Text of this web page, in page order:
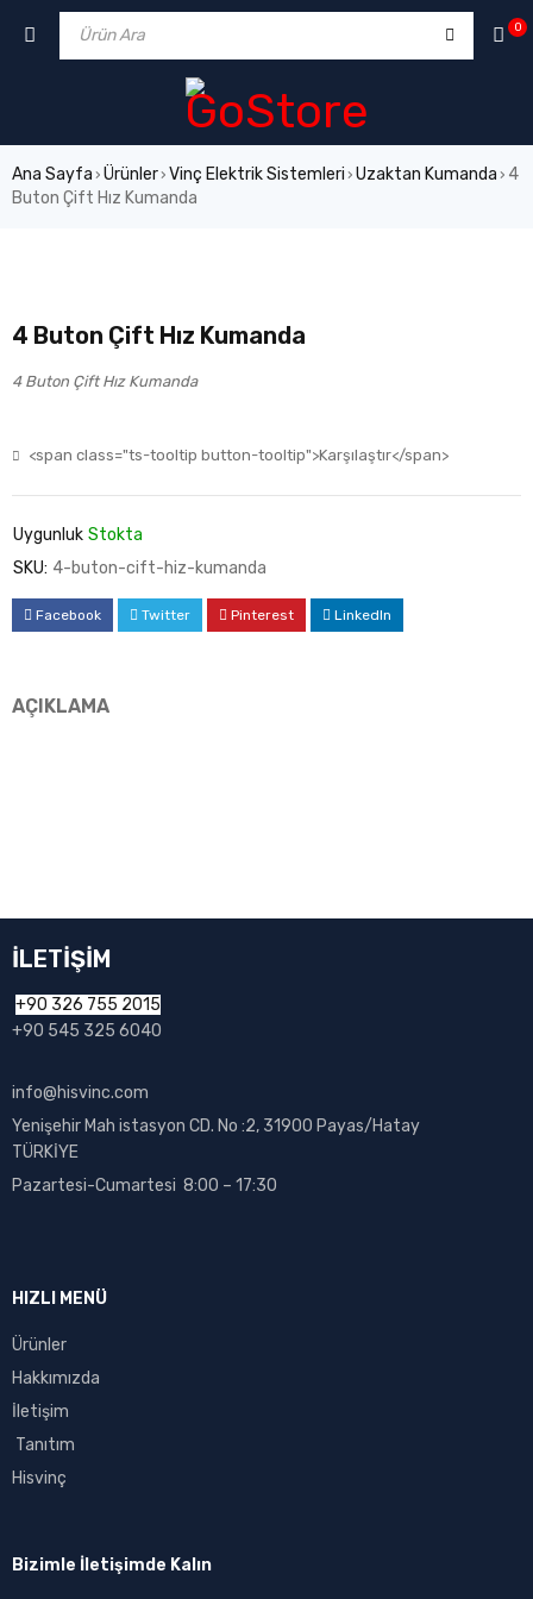
0
Ana Sayfa › Ürünler› Vinç Elektrik Sistemleri › Uzaktan Kumanda › 4
Buton Çift Hız Kumanda
4 Buton Çift Hız Kumanda
4 Buton Çift Hız Kumanda
<span class="ts-tooltip button-tooltip">Karşılaştır</span>
Uygunluk Stokta
SKU: 4-buton-cift-hiz-kumanda
Facebook Twitter Pinterest LinkedIn
AÇIKLAMA
İLETİŞİM
+90 326 755 2015
+90 545 325 6040
info@hisvinc.com
Yenişehir Mah istasyon CD. No :2, 31900 Payas/Hatay
TÜRKİYE
Pazartesi-Cumartesi 8:00 – 17:30
HIZLI MENÜ
Ürünler
Hakkımızda
İletişim
Tanıtım
Hisvinç
Bizimle İletişimde Kalın